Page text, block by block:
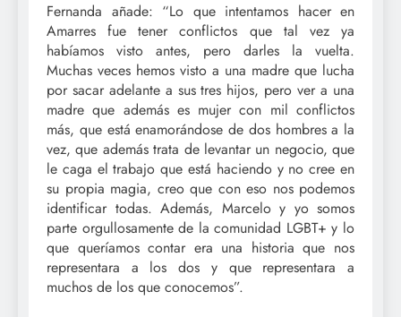
Fernanda añade: “Lo que intentamos hacer en
Amarres fue tener conflictos que tal vez ya
habíamos visto antes, pero darles la vuelta.
Muchas veces hemos visto a una madre que lucha
por sacar adelante a sus tres hijos, pero ver a una
madre que además es mujer con mil conflictos
más, que está enamorándose de dos hombres a la
vez, que además trata de levantar un negocio, que
le caga el trabajo que está haciendo y no cree en
su propia magia, creo que con eso nos podemos
identificar todas. Además, Marcelo y yo somos
parte orgullosamente de la comunidad LGBT+ y lo
que queríamos contar era una historia que nos
representara a los dos y que representara a
muchos de los que conocemos”.